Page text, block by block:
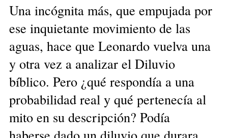
Una incógnita más, que empujada por
ese inquietante movimiento de las
aguas, hace que Leonardo vuelva una
y otra vez a analizar el Diluvio
bíblico. Pero ¿qué respondía a una
probabilidad real y qué pertenecía al
mito en su descripción? Podía